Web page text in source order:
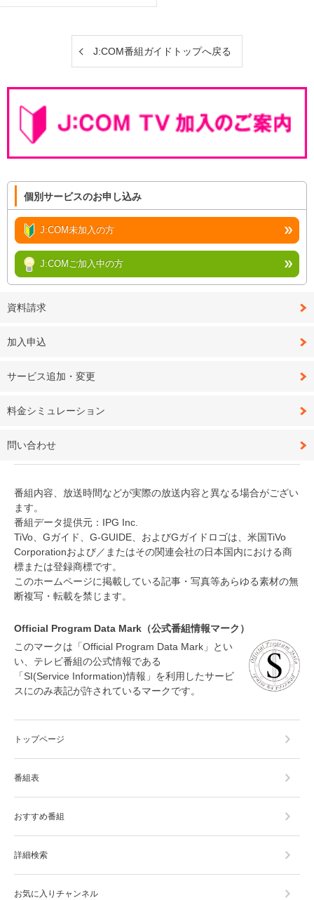
J:COM番組ガイドトップへ戻る
個別サービスのお申し込み
J:COM未加入の方
J:COMご加入中の方
資料請求
加入申込
サービス追加・変更
料金シミュレーション
問い合わせ
番組内容、放送時間などが実際の放送内容と異なる場合がござい
ます。
番組データ提供元：IPG Inc.
TiVo、Gガイド、G-GUIDE、およびGガイドロゴは、米国TiVo
Corporationおよび／またはその関連会社の日本国内における商
標または登録商標です。
このホームページに掲載している記事・写真等あらゆる素材の無
断複写・転載を禁じます。
Official Program Data Mark（公式番組情報マーク）
このマークは「Official Program Data Mark」とい
い、テレビ番組の公式情報である
「SI(Service Information)情報」を利用したサービ
スにのみ表記が許されているマークです。
トップページ
番組表
おすすめ番組
詳細検索
お気に入りチャンネル